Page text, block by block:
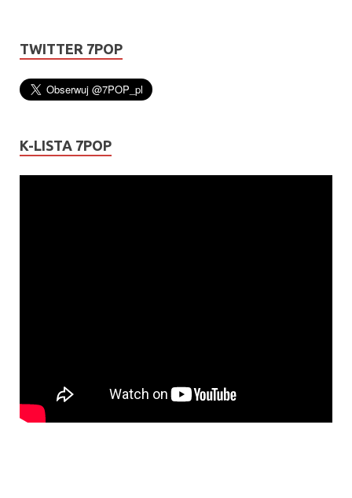
TWITTER 7POP
K-LISTA 7POP